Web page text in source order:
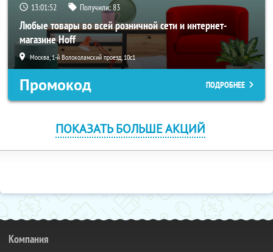
13:01:52 Получили:83
Любые товары во всей розничной сети и интернет-
магазине Hoff
Москва, 1-й Волоколамский проезд, 10с1
Промокод ПОДРОБНЕЕ
ПОКАЗАТЬ БОЛЬШЕ АКЦИЙ
Компания